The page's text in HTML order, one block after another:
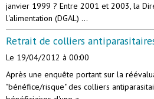
janvier 1999 ? Entre 2001 et 2003, la
l'alimentation (DGAL) ...
Retrait de colliers
Le 19/04/2012 à 00:00
Après une enquête portant sur la
"bénéfice/risque" des colliers